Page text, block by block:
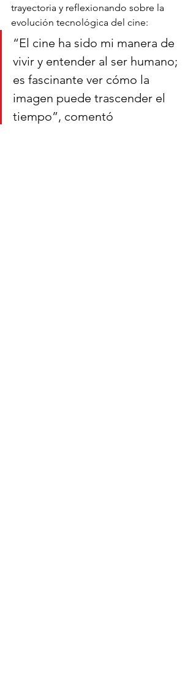
trayectoria y reflexionando sobre la
evolución tecnológica del cine:
“El cine ha sido mi manera de
vivir y entender al ser humano;
es fascinante ver cómo la
imagen puede trascender el
tiempo”, comentó